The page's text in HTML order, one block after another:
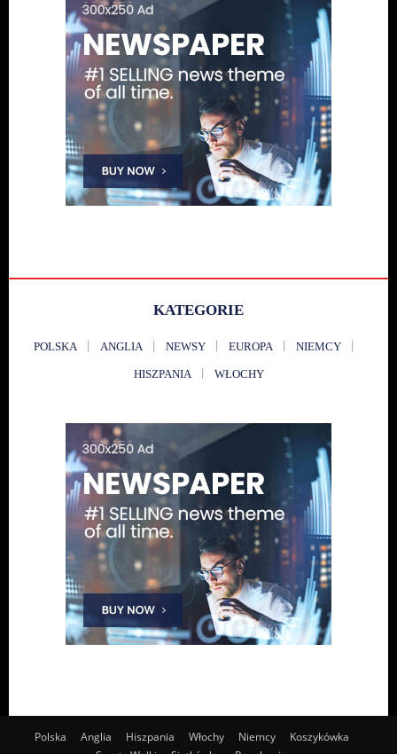
KATEGORIE
POLSKA ANGLIA NEWSY EUROPA NIEMCY
HISZPANIA WŁOCHY
Polska Anglia Hiszpania Włochy Niemcy
Koszykówka